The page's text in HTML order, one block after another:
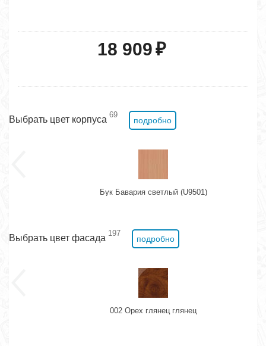
18 909₽
Выбрать цвет корпуса 69
подробно
Бук Бавария светлый (U9501)
Выбрать цвет фасада 197
подробно
002 Орех глянец глянец